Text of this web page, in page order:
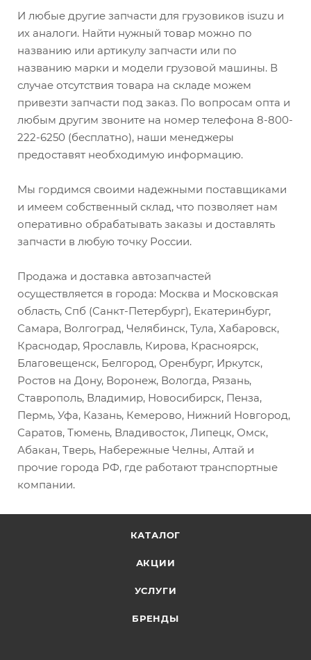
И любые другие запчасти для грузовиков isuzu и
их аналоги. Найти нужный товар можно по
названию или артикулу запчасти или по
названию марки и модели грузовой машины. В
случае отсутствия товара на складе можем
привезти запчасти под заказ. По вопросам опта и
любым другим звоните на номер телефона 8-800-
222-6250 (бесплатно), наши менеджеры
предоставят необходимую информацию.
Мы гордимся своими надежными поставщиками
и имеем собственный склад, что позволяет нам
оперативно обрабатывать заказы и доставлять
запчасти в любую точку России.
Продажа и доставка автозапчастей
осуществляется в города: Москва и Московская
область, Спб (Санкт-Петербург), Екатеринбург,
Самара, Волгоград, Челябинск, Тула, Хабаровск,
Краснодар, Ярославль, Кирова, Красноярск,
Благовещенск, Белгород, Оренбург, Иркутск,
Ростов на Дону, Воронеж, Вологда, Рязань,
Ставрополь, Владимир, Новосибирск, Пенза,
Пермь, Уфа, Казань, Кемерово, Нижний Новгород,
Саратов, Тюмень, Владивосток, Липецк, Омск,
Абакан, Тверь, Набережные Челны, Алтай и
прочие города РФ, где работают транспортные
компании.
КАТАЛОГ
АКЦИИ
УСЛУГИ
БРЕНДЫ